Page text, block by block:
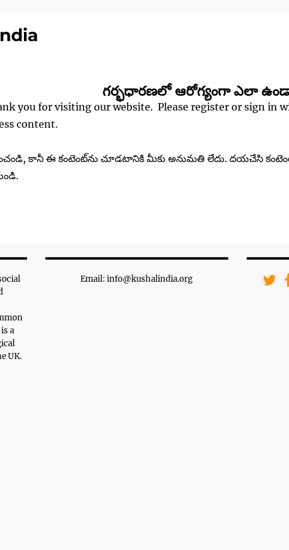
గర్భధారణలో ఆరోగ్యంగా ఎలా
you for visiting our website. Please register or sign in
content.
కానీ ఈ కంటెంట్‌ను చూడటానికి మీకు అనుమతి లేదు. దయచేసి
a
UK.
Email: info@kushalindia.org